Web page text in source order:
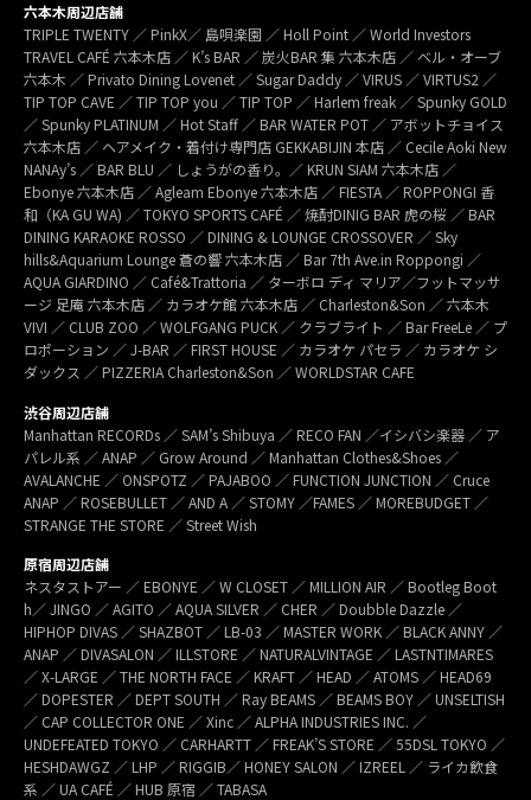
六本木周辺店舗
TRIPLE TWENTY ／ PinkX／ 島唄楽園 ／ Holl Point ／ World Investors
TRAVEL CAFÉ 六本木店 ／ K’s BAR ／ 炭火BAR 集 六本木店 ／ ベル・オーブ
六本木 ／ Privato Dining Lovenet ／ Sugar Daddy ／ VIRUS ／ VIRTUS2 ／
TIP TOP CAVE ／ TIP TOP you ／ TIP TOP ／ Harlem freak ／ Spunky GOLD
／ Spunky PLATINUM ／ Hot Staff ／ BAR WATER POT ／ アボットチョイス
六本木店 ／ ヘアメイク・着付け専門店 GEKKABIJIN 本店 ／ Cecile Aoki New
NANAy’s ／ BAR BLU ／ しょうがの香り。／ KRUN SIAM 六本木店 ／
Ebonye 六本木店 ／ Agleam Ebonye 六本木店 ／ FIESTA ／ ROPPONGI 香
和（KA GU WA) ／ TOKYO SPORTS CAFÉ ／ 焼酎DINIG BAR 虎の桜 ／ BAR
DINING KARAOKE ROSSO ／ DINING & LOUNGE CROSSOVER ／ Sky
hills&Aquarium Lounge 蒼の響 六本木店 ／ Bar 7th Ave.in Roppongi ／
AQUA GIARDINO ／ Café&Trattoria ／ ターボロ ディ マリア／フットマッサ
ージ 足庵 六本木店 ／ カラオケ館 六本木店 ／ Charleston&Son ／ 六本木
VIVI ／ CLUB ZOO ／ WOLFGANG PUCK ／ クラブライト ／ Bar FreeLe ／ プ
ロポーション ／ J-BAR ／ FIRST HOUSE ／ カラオケ パセラ ／ カラオケ シ
ダックス ／ PIZZERIA Charleston&Son ／ WORLDSTAR CAFE
渋谷周辺店舗
Manhattan RECORDs ／ SAM’s Shibuya ／ RECO FAN ／イシバシ楽器 ／ ア
パレル系 ／ ANAP ／ Grow Around ／ Manhattan Clothes&Shoes ／
AVALANCHE ／ ONSPOTZ ／ PAJABOO ／ FUNCTION JUNCTION ／ Cruce
ANAP ／ ROSEBULLET ／ AND A ／ STOMY ／FAMES ／ MOREBUDGET ／
STRANGE THE STORE ／ Street Wish
原宿周辺店舗
ネスタストアー ／ EBONYE ／ W CLOSET ／ MILLION AIR ／ Bootleg Boot
h／ JINGO ／ AGITO ／ AQUA SILVER ／ CHER ／ Doubble Dazzle ／
HIPHOP DIVAS ／ SHAZBOT ／ LB-03 ／ MASTER WORK ／ BLACK ANNY ／
ANAP ／ DIVASALON ／ ILLSTORE ／ NATURALVINTAGE ／ LASTNTIMARES
／ X-LARGE ／ THE NORTH FACE ／ KRAFT ／ HEAD ／ ATOMS ／ HEAD69
／ DOPESTER ／ DEPT SOUTH ／ Ray BEAMS ／ BEAMS BOY ／ UNSELTISH
／ CAP COLLECTOR ONE ／ Xinc ／ ALPHA INDUSTRIES INC. ／
UNDEFEATED TOKYO ／ CARHARTT ／ FREAK’S STORE ／ 55DSL TOKYO ／
HESHDAWGZ ／ LHP ／ RIGGIB／ HONEY SALON ／ IZREEL ／ ライカ飲食
系 ／ UA CAFÉ ／ HUB 原宿 ／ TABASA